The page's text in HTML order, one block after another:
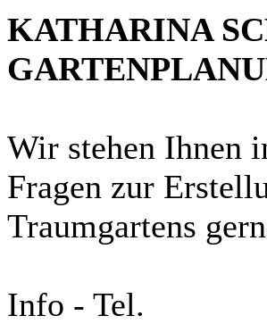
KATHARINA
Wir stehen Ihnen
Fragen zur
Traumgartens
Info - Tel.